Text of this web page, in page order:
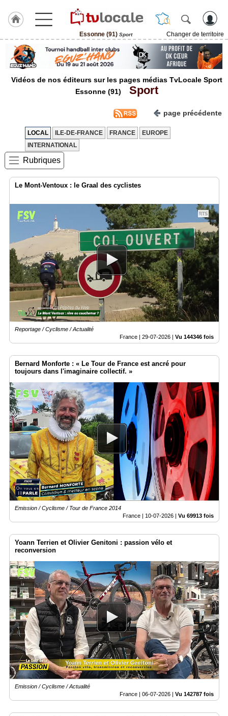
Essonne (91) Sport
Changer de territoire
J'adhère
Hulcoq
ACCUEIL
Accueil
RUBRIQUES
Gazette
Médias
du
groupe
Blogs
Prémium
Inscription
annuaire
éditeur
Vidéos de nos éditeurs sur les pages médias TvLocale Sport
Essonne (91)
Sport
page précédente
LOCAL ILE-DE-FRANCE FRANCE
EUROPE
INTERNATIONAL
Rubriques
Le Mont-Ventoux : le Graal des cyclistes
Reportage / Cyclisme / Actualité
France | 29-07-2026 Vu 144346 fois
Bernard Monforte : « Le Tour de France est ancré pour
toujours dans l'imaginaire collectif. »
Emission / Cyclisme / Tour de France 2014
France | 10-07-2026 | Vu 69913 fois
Yoann Terrien et Olivier Genitoni : passion vélo et
reconversion
Emission / Cyclisme / Actualité
France | 06-07-2026 | Vu 142787 fois